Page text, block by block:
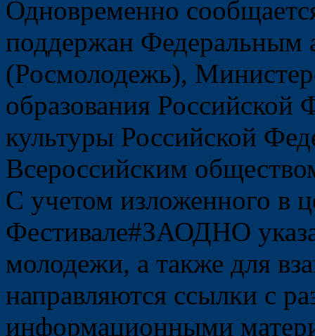
Одновременно
поддержан Федеральным
(Росмолодежь),
образования
культуры Российской
Всероссийским
С учетом изложенного в
Фестивале#ЗАОДНО
молодежи, а также для
направляются ссылки с
информационными